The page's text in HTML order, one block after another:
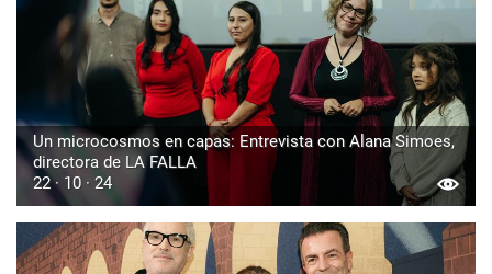
Un microcosmos en capas: Entrevista con Alana Simoes,
directora de LA FALLA
22 · 10 · 24